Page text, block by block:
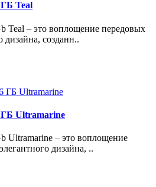
ГБ Teal
Teal – это воплощение передовых
дизайна, созданн..
ГБ Ultramarine
Ultramarine – это воплощение
дизайна, ..